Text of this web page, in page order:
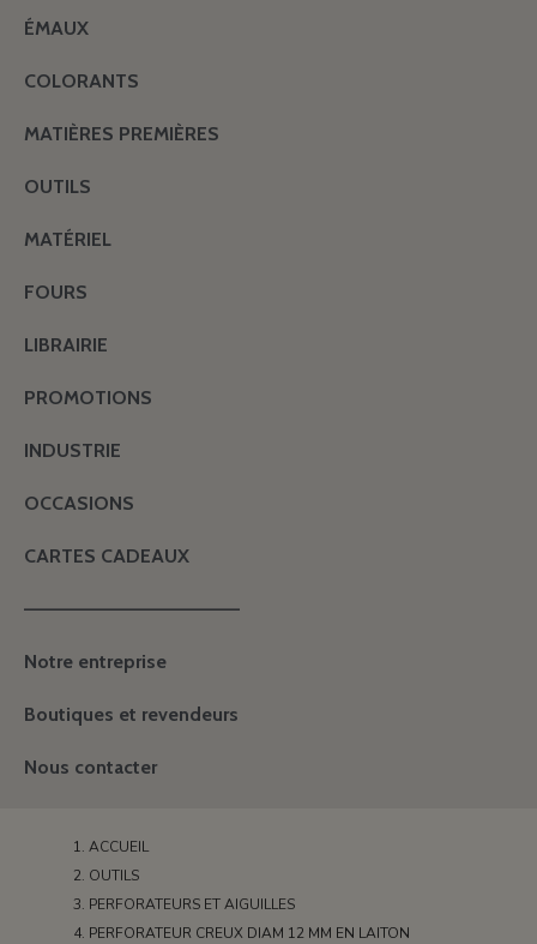
ÉMAUX
COLORANTS
MATIÈRES PREMIÈRES
OUTILS
MATÉRIEL
FOURS
LIBRAIRIE
PROMOTIONS
INDUSTRIE
OCCASIONS
CARTES CADEAUX
———————————————
Notre entreprise
Boutiques et revendeurs
Nous contacter
ACCUEIL
OUTILS
PERFORATEURS ET AIGUILLES
PERFORATEUR CREUX DIAM 12 MM EN LAITON